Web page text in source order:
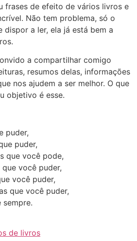
frases de efeito de vários livros e
Não tem problema, só o
dispor a ler, ela já está bem a
a compartilhar comigo
resumos delas, informações
nos ajudem a ser melhor. O que
objetivo é esse.
puder,
puder,
que você pode,
você puder,
você puder,
que você puder,
sempre.
de livros